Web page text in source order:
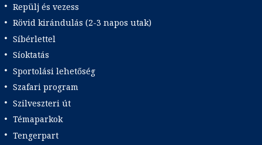
Repülj és vezess
Rövid kirándulás (2-3 napos utak)
Síbérlettel
Síoktatás
Sportolási lehetőség
Szafari program
Szilveszteri út
Témaparkok
Tengerpart